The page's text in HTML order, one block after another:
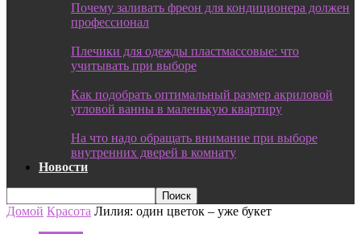
Почему заливать фреон для кондиционера должен
профессионал
Плечики для одежды пластмассовые: что
учитывать при выборе
Как подобрать оптимальный размер акриловой
угловой ванны в маленькую квартиру
На что надо обращать внимание при выборе
внутренних дверей в комнату
Новости
Домой Красота Лилия: один цветок – уже букет